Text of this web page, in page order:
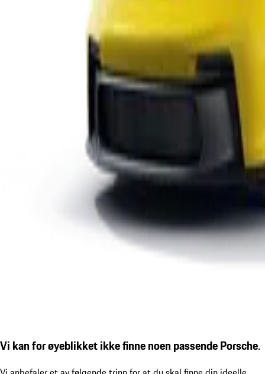
Vi kan for øyeblikket ikke finne noen passende Porsche.